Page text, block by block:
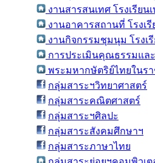
งานสารสนเทศ โรงเรีย
งานอาคารสถานที่ โรงเ
งานกิจกรรมชุมนุม โรงเ
การประเมินคุณธรรมแล
พระมหากษัตริย์ไทยในร
กลุ่มสาระฯวิทยาศาสตร์
กลุ่มสาระคณิตศาสตร์
กลุ่มสาระฯศิลปะ
กลุ่มสาระสังคมศึกษาฯ
กลุ่มสาระภาษาไทย